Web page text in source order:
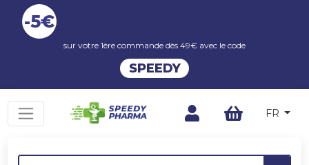
-5€
sur votre 1ère commande dès 49€ avec le code
SPEEDY
FR